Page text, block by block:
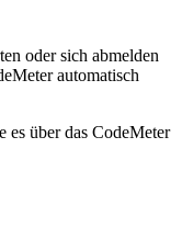
oder sich abmelden
automatisch
es über das CodeMeter